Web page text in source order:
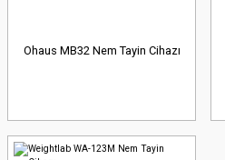
Ohaus MB32 Nem Tayin Cihazı